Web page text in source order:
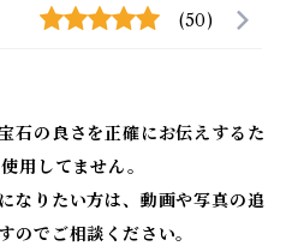
(50)
石の良さを正確にお伝えするた
用してません。
なりたい方は、動画や写真の追
のでご相談ください。